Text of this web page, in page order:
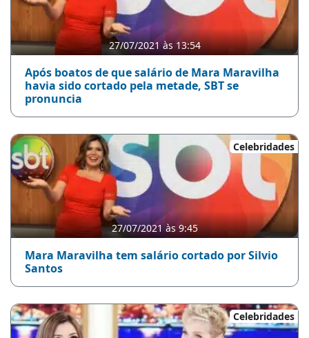
27/07/2021 às 13:54
Após boatos de que salário de Mara Maravilha
havia sido cortado pela metade, SBT se
pronuncia
Celebridades
27/07/2021 às 9:45
Mara Maravilha tem salário cortado por Silvio
Santos
Celebridades